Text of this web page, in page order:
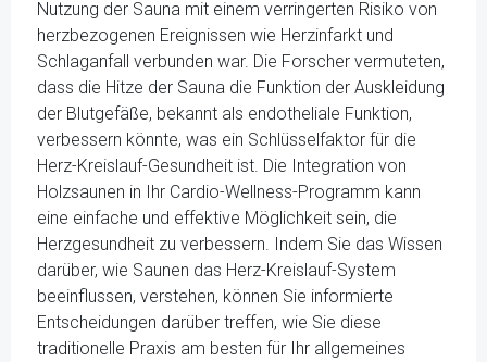
Nutzung der Sauna mit einem verringerten Risiko von
herzbezogenen Ereignissen wie Herzinfarkt und
Schlaganfall verbunden war. Die Forscher vermuteten,
dass die Hitze der Sauna die Funktion der Auskleidung
der Blutgefäße, bekannt als endotheliale Funktion,
verbessern könnte, was ein Schlüsselfaktor für die
Herz-Kreislauf-Gesundheit ist. Die Integration von
Holzsaunen in Ihr Cardio-Wellness-Programm kann
eine einfache und effektive Möglichkeit sein, die
Herzgesundheit zu verbessern. Indem Sie das Wissen
darüber, wie Saunen das Herz-Kreislauf-System
beeinflussen, verstehen, können Sie informierte
Entscheidungen darüber treffen, wie Sie diese
traditionelle Praxis am besten für Ihr allgemeines